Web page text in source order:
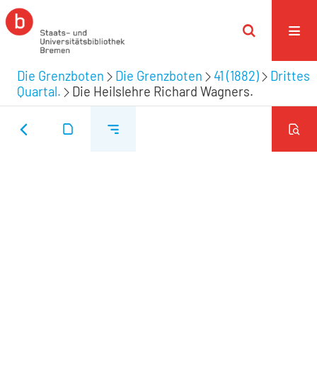
Die Grenzboten Die Grenzboten 41 (1882)
Drittes
Quartal.
Die Heilslehre Richard Wagners.